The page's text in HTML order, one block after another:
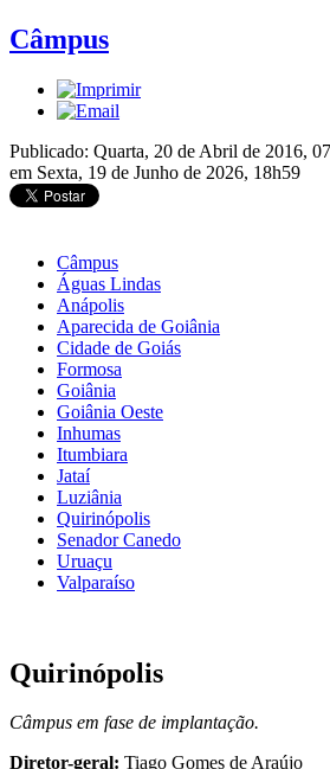
Câmpus
Publicado: Quarta, 20 de Abril de 2016,
em Sexta, 19 de Junho de 2026, 18h59
Câmpus
Águas Lindas
Anápolis
Aparecida de Goiânia
Cidade de Goiás
Formosa
Goiânia
Goiânia Oeste
Inhumas
Itumbiara
Jataí
Luziânia
Quirinópolis
Senador Canedo
Uruaçu
Valparaíso
Quirinópolis
Câmpus em fase de implantação.
Diretor-geral: Tiago Gomes de Araújo